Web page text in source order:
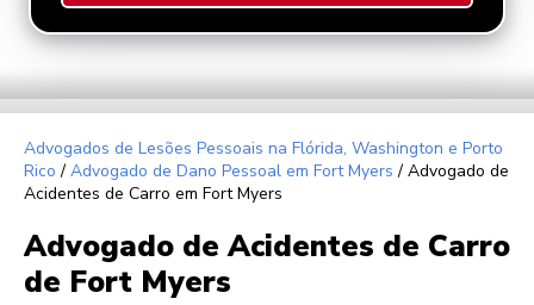
Advogados de Lesões Pessoais na Flórida, Washington e Porto
Rico / Advogado de Dano Pessoal em Fort Myers / Advogado de
Acidentes de Carro em Fort Myers
Advogado de Acidentes de Carro
de Fort Myers